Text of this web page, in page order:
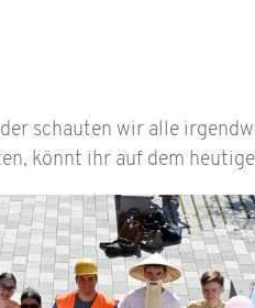
schauten wir alle
könnt ihr auf dem